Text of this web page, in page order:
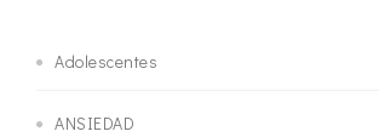
Adolescentes
ANSIEDAD